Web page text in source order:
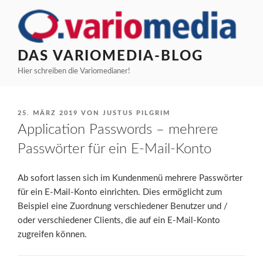
Inhalt
springen
DAS VARIOMEDIA-BLOG
Hier schreiben die Variomedianer!
VERÖFFENTLICHT
AM
25. MÄRZ 2019 VON JUSTUS PILGRIM
Application Passwords – mehrere
Passwörter für ein E-Mail-Konto
Ab sofort lassen sich im Kundenmenü mehrere Passwörter
für ein E-Mail-Konto einrichten. Dies ermöglicht zum
Beispiel eine Zuordnung verschiedener Benutzer und /
oder verschiedener Clients, die auf ein E-Mail-Konto
zugreifen können.